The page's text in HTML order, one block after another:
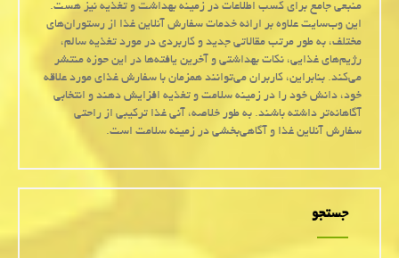
منبعی جامع برای کسب اطلاعات در زمینه بهداشت و تغذیه نیز هست.
این وب‌سایت علاوه بر ارائه خدمات سفارش آنلاین غذا از رستوران‌های
مختلف، به طور مرتب مقالاتی جدید و کاربردی در مورد تغذیه سالم،
رژیم‌های غذایی، نکات بهداشتی و آخرین یافته‌ها در این حوزه منتشر
می‌کند. بنابراین، کاربران می‌توانند همزمان با سفارش غذای مورد علاقه
خود، دانش خود را در زمینه سلامت و تغذیه افزایش دهند و انتخابی
آگاهانه‌تر داشته باشند. به طور خلاصه، آنی غذا ترکیبی از راحتی
سفارش آنلاین غذا و آگاهی‌بخشی در زمینه سلامت است.
جستجو